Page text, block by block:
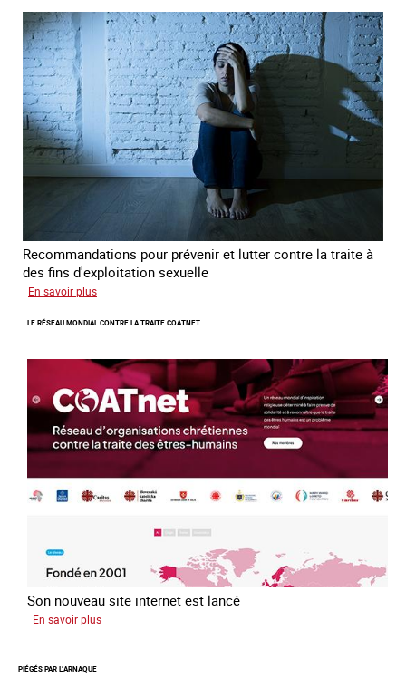
avec
des
jeunes
errance
Recommandations pour prévenir et lutter contre la traite à
des fins d'exploitation sexuelle
En savoir plus
ans
la
du
13
avril
2016
LE RÉSEAU MONDIAL CONTRE LA TRAITE COATNET
Son nouveau site internet est lancé
En savoir plus
PIÉGÉS PAR L’ARNAQUE